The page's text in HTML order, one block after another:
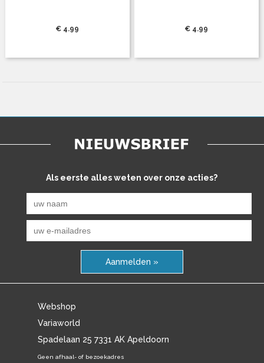
€ 4.99 € 4.99
Als eerste alles weten over onze acties?
Aanmelden »
Webshop
Variaworld
Spadelaan 25 7331 AK Apeldoorn
Geen afhaal- of bezoekadres